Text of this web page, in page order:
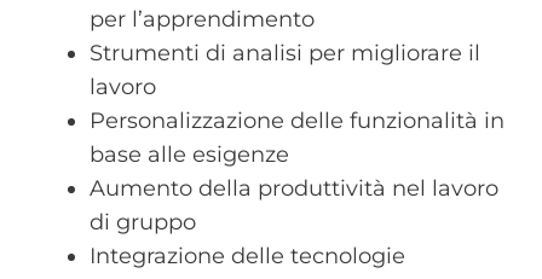
per l’apprendimento
Strumenti di analisi per migliorare il
lavoro
Personalizzazione delle funzionalità in
base alle esigenze
Aumento della produttività nel lavoro
di gruppo
Integrazione delle tecnologie